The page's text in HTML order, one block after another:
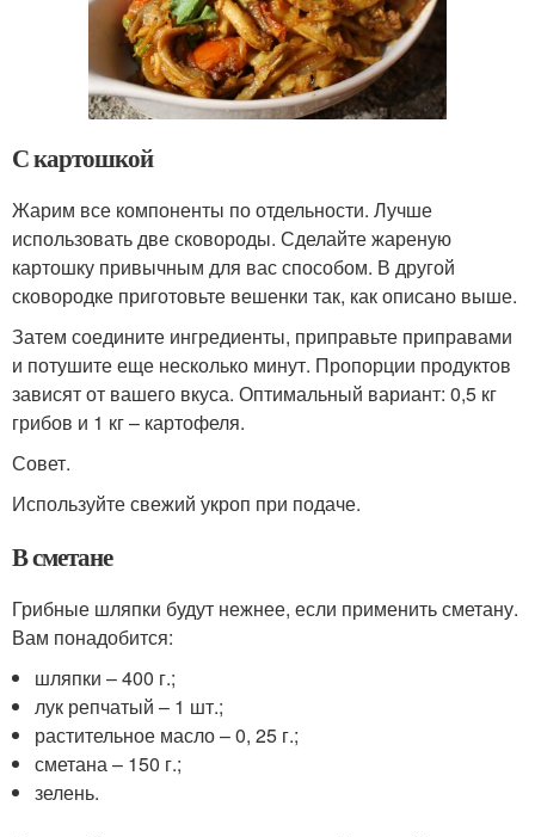
С картошкой
Жарим все компоненты по отдельности. Лучше
использовать две сковороды. Сделайте жареную
картошку привычным для вас способом. В другой
сковородке приготовьте вешенки так, как описано выше.
Затем соедините ингредиенты, приправьте приправами
и потушите еще несколько минут. Пропорции продуктов
зависят от вашего вкуса. Оптимальный вариант: 0,5 кг
грибов и 1 кг – картофеля.
Совет.
Используйте свежий укроп при подаче.
В сметане
Грибные шляпки будут нежнее, если применить сметану.
Вам понадобится:
шляпки – 400 г.;
лук репчатый – 1 шт.;
растительное масло – 0, 25 г.;
сметана – 150 г.;
зелень.